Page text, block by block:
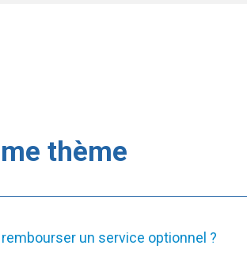
thème
un service optionnel ?